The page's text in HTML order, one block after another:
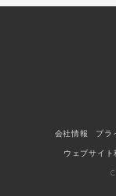
会社情報 プラ
ウェブサイト